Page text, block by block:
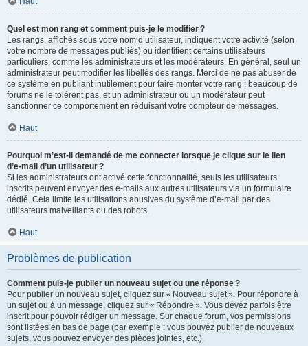
Quel est mon rang et comment puis-je le modifier ?
Les rangs, affichés sous votre nom d’utilisateur, indiquent votre activité (selon
votre nombre de messages publiés) ou identifient certains utilisateurs
particuliers, comme les administrateurs et les modérateurs. En général, seul un
administrateur peut modifier les libellés des rangs. Merci de ne pas abuser de
ce système en publiant inutilement pour faire monter votre rang : beaucoup de
forums ne le tolèrent pas, et un administrateur ou un modérateur peut
sanctionner ce comportement en réduisant votre compteur de messages.
Haut
Pourquoi m’est-il demandé de me connecter lorsque je clique sur le lien
d’e-mail d’un utilisateur ?
Si les administrateurs ont activé cette fonctionnalité, seuls les utilisateurs
inscrits peuvent envoyer des e-mails aux autres utilisateurs via un formulaire
dédié. Cela limite les utilisations abusives du système d’e-mail par des
utilisateurs malveillants ou des robots.
Haut
Problèmes de publication
Comment puis-je publier un nouveau sujet ou une réponse ?
Pour publier un nouveau sujet, cliquez sur « Nouveau sujet ». Pour répondre à
un sujet ou à un message, cliquez sur « Répondre ». Vous devez parfois être
inscrit pour pouvoir rédiger un message. Sur chaque forum, vos permissions
sont listées en bas de page (par exemple : vous pouvez publier de nouveaux
sujets, vous pouvez envoyer des pièces jointes, etc.).